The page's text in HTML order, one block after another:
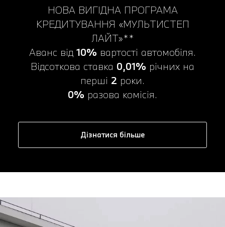
НОВА ВИГІДНА ПРОГРАМА
КРЕДИТУВАННЯ «МУЛЬТИСТЕП
ЛАЙТ»**
Аванс від 10% вартості автомобіля.
Відсоткова ставка 0,01% річних на
перші 2 роки.
0% разова комісія.
Дізнатися більше